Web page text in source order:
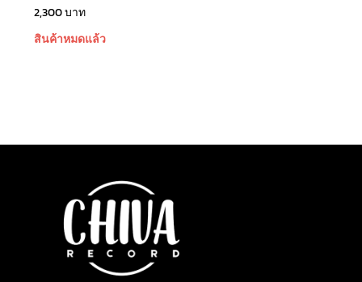
2,300บาท
สินค้าหมดแล้ว